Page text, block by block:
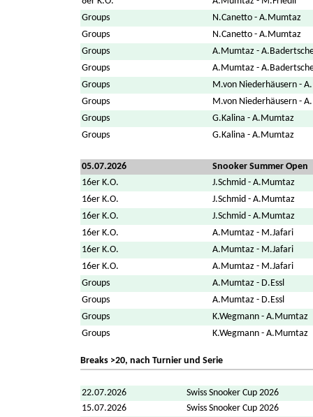
Groups
N.Canetto - A.Mumtaz
Groups
N.Canetto - A.Mumtaz
Groups
A.Mumtaz -
Groups
A.Mumtaz -
Groups
M.von Niederhäusern -
Groups
M.von Niederhäusern -
Groups
G.Kalina - A.Mumtaz
Groups
G.Kalina - A.Mumtaz
05.07.2026
Snooker Summer Open
16er K.O.
J.Schmid - A.Mumtaz
16er K.O.
J.Schmid - A.Mumtaz
16er K.O.
J.Schmid - A.Mumtaz
16er K.O.
A.Mumtaz - M.Jafari
16er K.O.
A.Mumtaz - M.Jafari
16er K.O.
A.Mumtaz - M.Jafari
Groups
A.Mumtaz - D.Essl
Groups
A.Mumtaz - D.Essl
Groups
K.Wegmann - A.Mumtaz
Groups
K.Wegmann - A.Mumtaz
Breaks >20, nach Turnier und Serie
22.07.2026
Swiss Snooker Cup 2026
15.07.2026
Swiss Snooker Cup 2026